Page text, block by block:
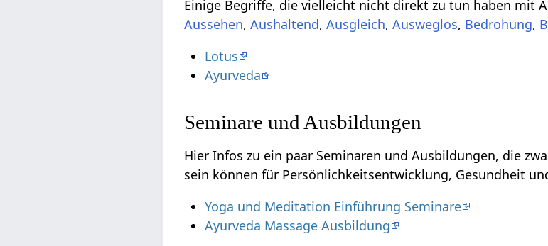
, ,Ausgleich, , ,
Lotus
Ayurveda
Seminare und Ausbildungen
Hier Infos zu ein paar Seminaren und Ausbildungen, die zwar nicht
sein können für Persönlichkeitsentwicklung, Gesundheit
Yoga und Meditation Einführung Seminare
Ayurveda Massage Ausbildung